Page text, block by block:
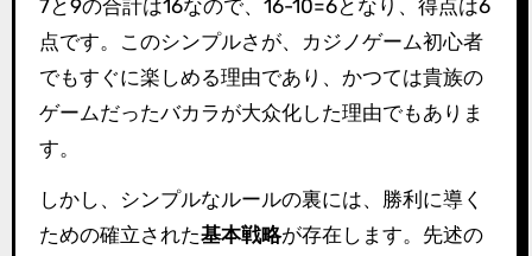
7と9の合計は16なので、16-10=6となり、得点は6
点です。このシンプルさが、カジノゲーム初心者
でもすぐに楽しめる理由であり、かつては貴族の
ゲームだったバカラが大众化した理由でもありま
す。
しかし、シンプルなルールの裏には、勝利に導く
ための確立された基本戦略が存在します。先述の